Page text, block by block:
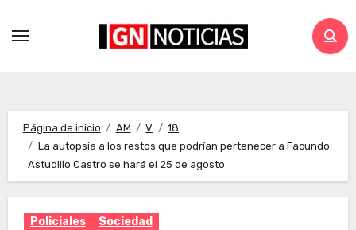
Página de inicio AM V
18
La autopsia a los restos que podrían pertenecer a Facundo
Astudillo Castro se hará el 25 de agosto
Policiales Sociedad